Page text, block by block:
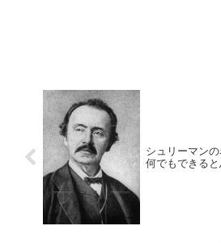
シュリーマンの
何でもできる